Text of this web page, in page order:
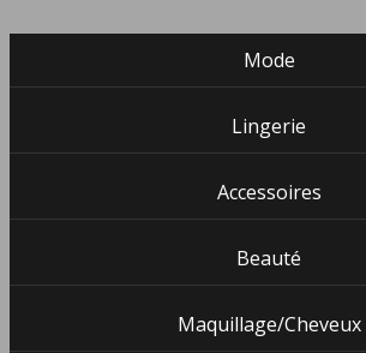
Mode
Lingerie
Accessoires
Beauté
Maquillage/Cheveux